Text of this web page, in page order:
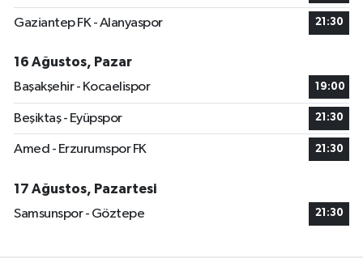
Gaziantep FK - Alanyaspor 21:30
16 Ağustos, Pazar
Başakşehir - Kocaelispor
19:00
Beşiktaş - Eyüpspor 21:30
Amed - Erzurumspor FK 21:30
17 Ağustos, Pazartesi
Samsunspor - Göztepe
21:30